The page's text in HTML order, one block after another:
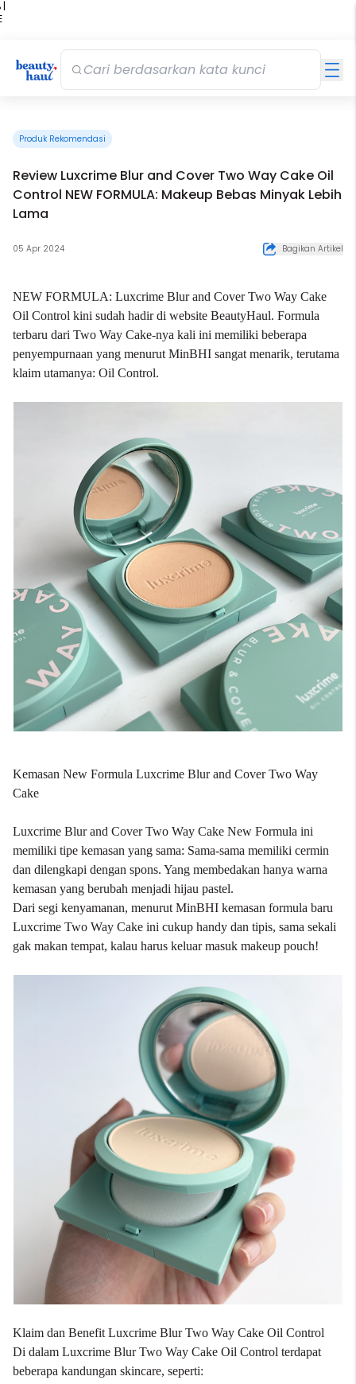
|
Produk Rekomendasi
Review Luxcrime Blur and Cover Two Way Cake Oil
Control NEW FORMULA: Makeup Bebas Minyak Lebih
Lama
05 Apr 2024 Bagikan Artikel
NEW FORMULA: Luxcrime Blur and Cover Two Way Cake
Oil Control kini sudah hadir di website BeautyHaul. Formula
terbaru dari Two Way Cake-nya kali ini memiliki beberapa
penyempurnaan yang menurut MinBHI sangat menarik, terutama
klaim utamanya: Oil Control.
Kemasan New Formula Luxcrime Blur and Cover Two Way
Cake
Luxcrime Blur and Cover Two Way Cake New Formula ini
memiliki tipe kemasan yang sama: Sama-sama memiliki cermin
dan dilengkapi dengan spons. Yang membedakan hanya warna
kemasan yang berubah menjadi hijau pastel.
Dari segi kenyamanan, menurut MinBHI kemasan formula baru
Luxcrime Two Way Cake ini cukup handy dan tipis, sama sekali
gak makan tempat, kalau harus keluar masuk makeup pouch!
Klaim dan Benefit Luxcrime Blur Two Way Cake Oil Control
Di dalam Luxcrime Blur Two Way Cake Oil Control terdapat
beberapa kandungan skincare, seperti: